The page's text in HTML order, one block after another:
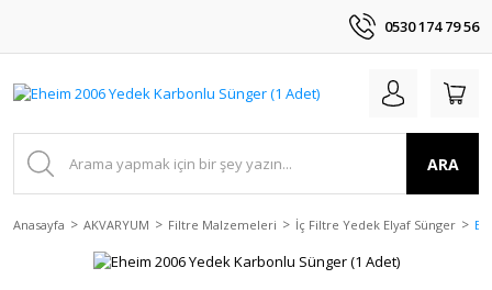
0530 174 79 56
ARA
Anasayfa AKVARYUM Filtre Malzemeleri İç Filtre Yedek Elyaf Sünger